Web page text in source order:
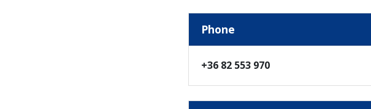
Phone
+36 82 553 970